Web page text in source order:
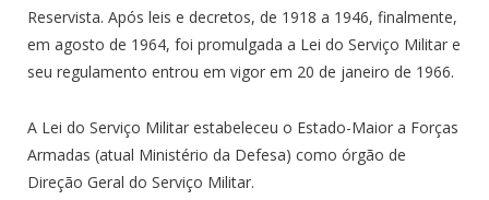
Reservista. Após leis e decretos, de 1918 a 1946, finalmente,
em agosto de 1964, foi promulgada a Lei do Serviço Militar e
seu regulamento entrou em vigor em 20 de janeiro de 1966.
A Lei do Serviço Militar estabeleceu o Estado-Maior a Forças
Armadas (atual Ministério da Defesa) como órgão de
Direção Geral do Serviço Militar.